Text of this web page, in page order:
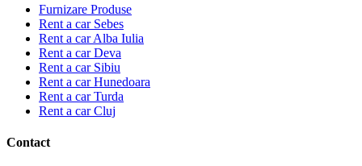
Furnizare Produse
Rent a car Sebes
Rent a car Alba Iulia
Rent a car Deva
Rent a car Sibiu
Rent a car Hunedoara
Rent a car Turda
Rent a car Cluj
Contact